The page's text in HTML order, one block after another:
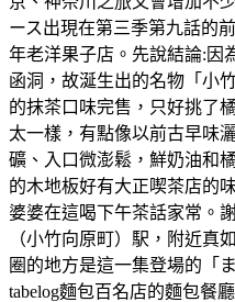
ース出現在第三季第九話的
年老洋果子店。先說結論:因
函洞，故涎生出的名物「小
的抹茶口味完售，只好挑了
太一樣，有點像以前古早味
礦、入口微澎鬆，鮮奶油和
的木地板好有大正喫茶店的
婆婆在這喝下午茶話家常。
（小竹向原町）駅，附近真
圈的地方是這一集登場的「
tabelog麵包百名店的麵包餐